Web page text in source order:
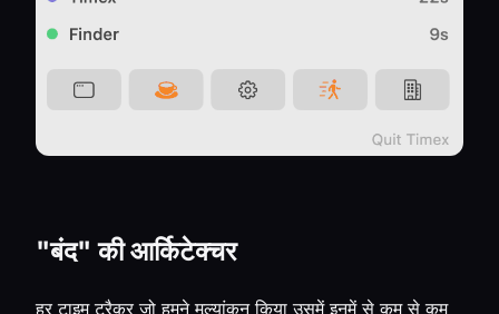
"बंद" की आर्किटेक्चर
हर टाइम ट्रैकर जो हमने मूल्यांकन किया उसमें इनमें से कम से कम